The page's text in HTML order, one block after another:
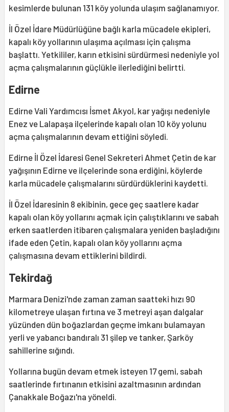
kesimlerde bulunan 131 köy yolunda ulaşım sağlanamıyor.
İl Özel İdare Müdürlüğüne bağlı karla mücadele ekipleri,
kapalı köy yollarının ulaşıma açılması için çalışma
başlattı. Yetkililer, karın etkisini sürdürmesi nedeniyle yol
açma çalışmalarının güçlükle ilerlediğini belirtti.
Edirne
Edirne Vali Yardımcısı İsmet Akyol, kar yağışı nedeniyle
Enez ve Lalapaşa ilçelerinde kapalı olan 10 köy yolunu
açma çalışmalarının devam ettiğini söyledi.
Edirne İl Özel İdaresi Genel Sekreteri Ahmet Çetin de kar
yağışının Edirne ve ilçelerinde sona erdiğini, köylerde
karla mücadele çalışmalarını sürdürdüklerini kaydetti.
İl Özel İdaresinin 8 ekibinin, gece geç saatlere kadar
kapalı olan köy yollarını açmak için çalıştıklarını ve sabah
erken saatlerden itibaren çalışmalara yeniden başladığını
ifade eden Çetin, kapalı olan köy yollarını açma
çalışmasına devam ettiklerini bildirdi.
Tekirdağ
Marmara Denizi'nde zaman zaman saatteki hızı 90
kilometreye ulaşan fırtına ve 3 metreyi aşan dalgalar
yüzünden dün boğazlardan geçme imkanı bulamayan
yerli ve yabancı bandıralı 31 şilep ve tanker, Şarköy
sahillerine sığındı.
Yollarına bugün devam etmek isteyen 17 gemi, sabah
saatlerinde fırtınanın etkisini azaltmasının ardından
Çanakkale Boğazı'na yöneldi.